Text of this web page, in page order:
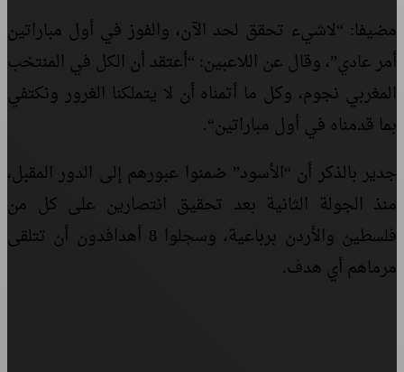
مضيفا: “لاشيء تحقق لحد الآن، والفوز في أول مباراتين
أمرعادي”، وقال عن اللاعبين: “أعتقد أن الكل في المنتخب
المغربي نجوم، وكل ما أتمناه أن لا يتملكنا الغرور ونكتفي
بما قدمناه في أول مباراتين“.
جدير بالذكر أن “الأسود” ضمنوا عبورهم إلى الدور المقبل،
منذ الجولة الثانية بعد تحقيق انتصارين على كل من
فلسطين والأردن برباعية، وسجلوا أهدافدون أن تتلقى
مرماهم أي هدف.